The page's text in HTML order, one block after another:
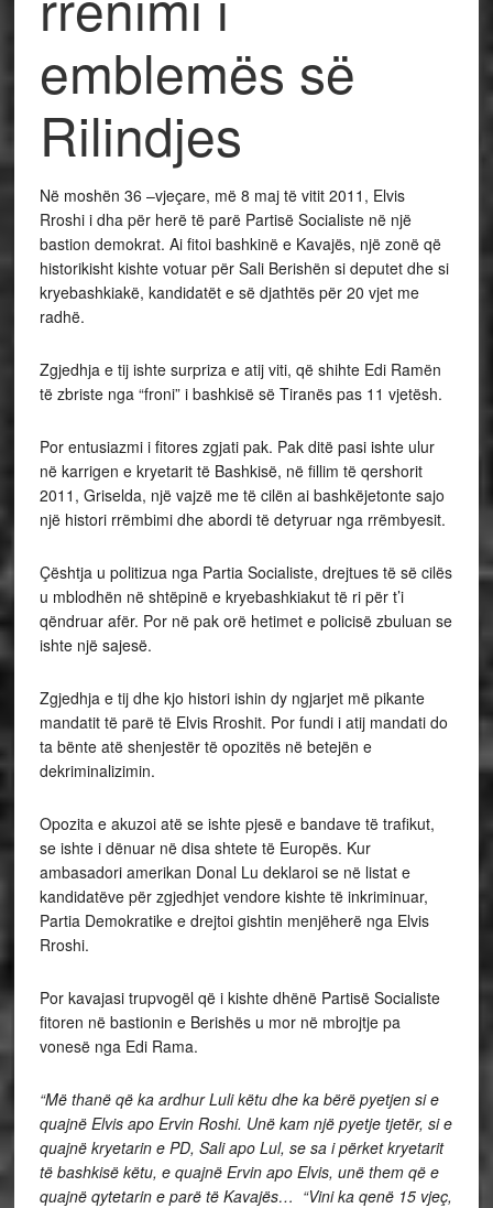
emblemës së
Rilindjes
Në moshën 36 –vjeçare, më 8 maj të vitit 2011, Elvis
Rroshi i dha për herë të parë Partisë Socialiste në një
bastion demokrat. Ai fitoi bashkinë e Kavajës, një zonë që
historikisht kishte votuar për Sali Berishën si deputet dhe si
kryebashkiakë, kandidatët e së djathtës për 20 vjet me
radhë.
Zgjedhja e tij ishte surpriza e atij viti, që shihte Edi Ramën
të zbriste nga “froni” i bashkisë së Tiranës pas 11 vjetësh.
Por entusiazmi i fitores zgjati pak. Pak ditë pasi ishte ulur
në karrigen e kryetarit të Bashkisë, në fillim të qershorit
2011, Griselda, një vajzë me të cilën ai bashkëjetonte sajo
një histori rrëmbimi dhe abordi të detyruar nga rrëmbyesit.
Çështja u politizua nga Partia Socialiste, drejtues të së cilës
u mblodhën në shtëpinë e kryebashkiakut të ri për t’i
qëndruar afër. Por në pak orë hetimet e policisë zbuluan se
ishte një sajesë.
Zgjedhja e tij dhe kjo histori ishin dy ngjarjet më pikante
mandatit të parë të Elvis Rroshit. Por fundi i atij mandati do
ta bënte atë shenjestër të opozitës në betejën e
dekriminalizimin.
Opozita e akuzoi atë se ishte pjesë e bandave të trafikut,
se ishte i dënuar në disa shtete të Europës. Kur
ambasadori amerikan Donal Lu deklaroi se në listat e
kandidatëve për zgjedhjet vendore kishte të inkriminuar,
Partia Demokratike e drejtoi gishtin menjëherë nga Elvis
Rroshi.
Por kavajasi trupvogël që i kishte dhënë Partisë Socialiste
fitoren në bastionin e Berishës u mor në mbrojtje pa
vonesë nga Edi Rama.
“Më thanë që ka ardhur Luli këtu dhe ka bërë pyetjen si e
quajnë Elvis apo Ervin Roshi. Unë kam një pyetje tjetër, si e
quajnë kryetarin e PD, Sali apo Lul, se sa i përket kryetarit
të bashkisë këtu, e quajnë Ervin apo Elvis, unë them që e
quajnë qytetarin e parë të Kavajës… “Vini ka qenë 15 vjeç,